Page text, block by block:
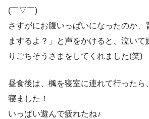
(￣▽￣)
さすがにお腹いっぱいになったのか、
まするよ？」と声をかけると、泣いて
りごちそうさまをしてくれました(笑)
昼食後は、楓を寝室に連れて行ったら
寝ました！
いっぱい遊んで疲れたね♪